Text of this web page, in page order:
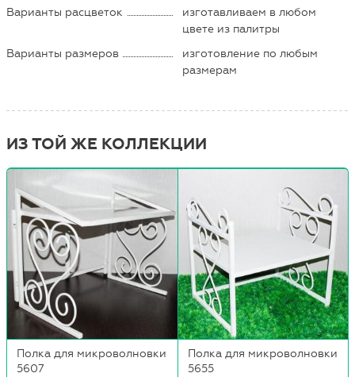
Варианты расцветок
изготавливаем в любом
цвете из палитры
Варианты размеров
изготовление по любым
размерам
ИЗ ТОЙ ЖЕ КОЛЛЕКЦИИ
Полка для микроволновки
5607
Полка для микроволновки
5655